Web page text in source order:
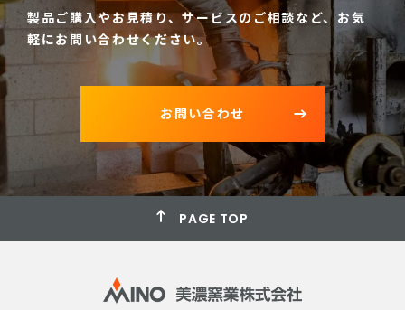
製品ご購入やお見積り、サービスのご相談など、 お気
軽にお問い合わせください。
お問い合わせ
PAGE TOP